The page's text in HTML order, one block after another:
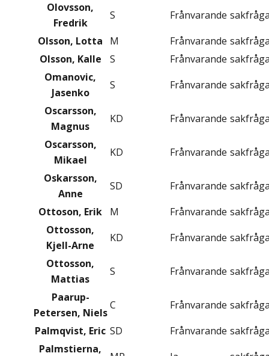
Olovsson,
Fredrik
S Frånvarande
Olsson, Lotta
M Frånvarande
Olsson, Kalle
S Frånvarande
Omanovic,
Jasenko
S Frånvarande
Oscarsson,
Magnus
KD Frånvarande
Oscarsson,
Mikael
KD Frånvarande
Oskarsson,
Anne
SD Frånvarande
Ottoson, Erik
M Frånvarande
Ottosson,
Kjell-Arne
KD Frånvarande
Ottosson,
Mattias
S Frånvarande
Paarup-
Petersen, Niels
C Frånvarande
Palmqvist, Eric SD Frånvarande
Palmstierna,